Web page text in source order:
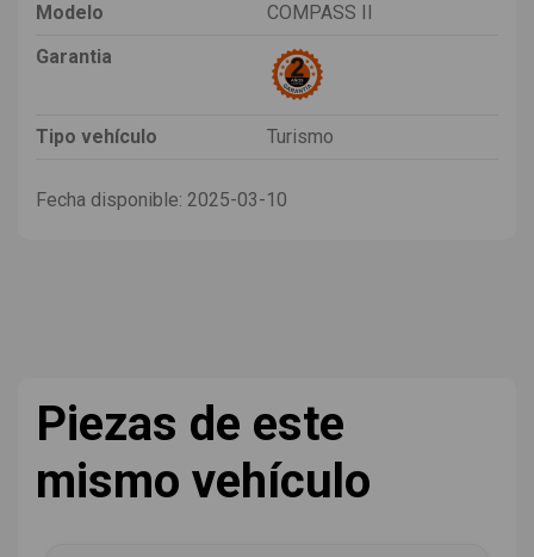
Modelo
COMPASS II
Garantia
Tipo vehículo Turismo
Fecha disponible: 2025-03-10
Piezas de este
mismo vehículo